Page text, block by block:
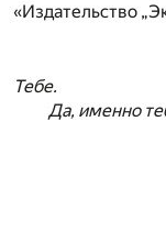
«Издательство
Тебе.
Да, именно